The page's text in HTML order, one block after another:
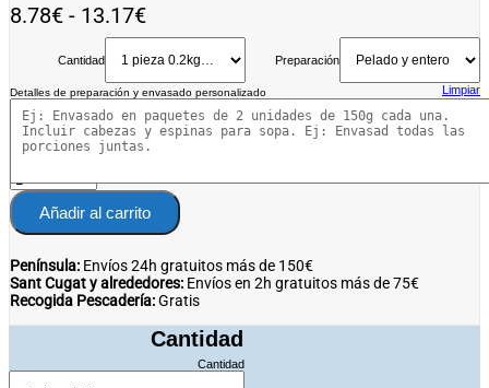
8.78€ - 13.17€Rango
de
precios:
desde
8.78€
hasta
Cantidad Preparación
Limpiar
Detalles de preparación y envasado personalizado
Añadir al carrito
Península: Envíos 24h gratuitos más de 150€
Sant Cugat y alrededores: Envíos en 2h gratuitos más de 75€
Recogida Pescadería:Gratis
Cantidad
Cantidad